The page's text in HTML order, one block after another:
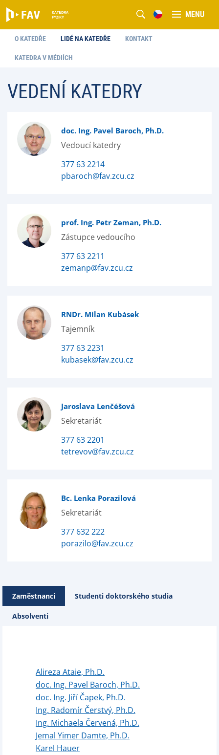
MENU
O KATEDŘE LIDÉ NA KATEDŘE KONTAKT
KATEDRA V MÉDIÍCH
VEDENÍ KATEDRY
doc. Ing. Pavel Baroch, Ph.D.
Vedoucí katedry
377 63 2214
pbaroch@fav.zcu.cz
prof. Ing. Petr Zeman, Ph.D.
Zástupce vedoucího
377 63 2211
zemanp@fav.zcu.cz
RNDr. Milan Kubásek
Tajemník
377 63 2231
kubasek@fav.zcu.cz
Jaroslava Lenčéšová
Sekretariát
377 63 2201
tetrevov@fav.zcu.cz
Bc. Lenka Porazilová
Sekretariát
377 632 222
porazilo@fav.zcu.cz
Zaměstnanci Studenti doktorského studia
Absolventi
Alireza Ataie, Ph.D.
doc. Ing. Pavel Baroch, Ph.D.
doc. Ing. Jiří Čapek, Ph.D.
Ing. Radomír Čerstvý, Ph.D.
Ing. Michaela Červená, Ph.D.
Jemal Yimer Damte, Ph.D.
Karel Hauer